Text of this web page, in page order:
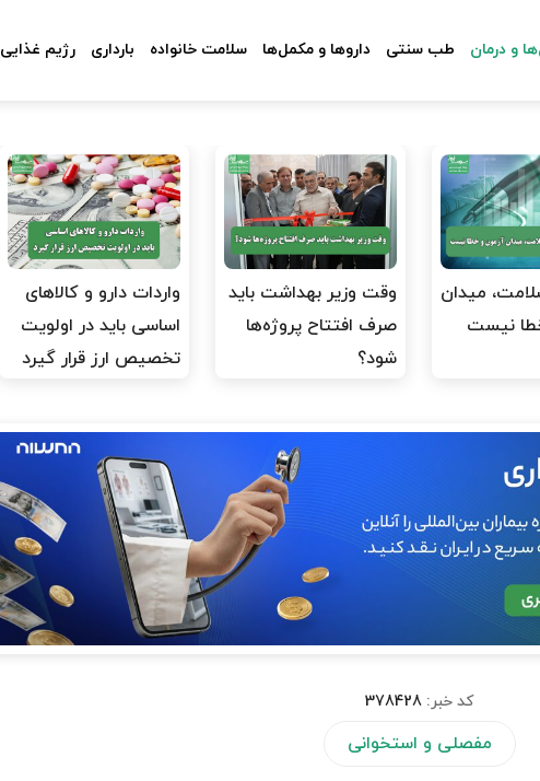
و درمان طب سنتی داروها و مکمل‌ها سلامت خانواده بارداری رژیم غذایی
میدان
نیست
وقت وزیر بهداشت باید
صرف افتتاح پروژه‌ها
شود؟
واردات دارو و کالاهای
اساسی باید در اولویت
تخصیص ارز قرار گیرد
کد خبر: 378428
مفصلی و استخوانی